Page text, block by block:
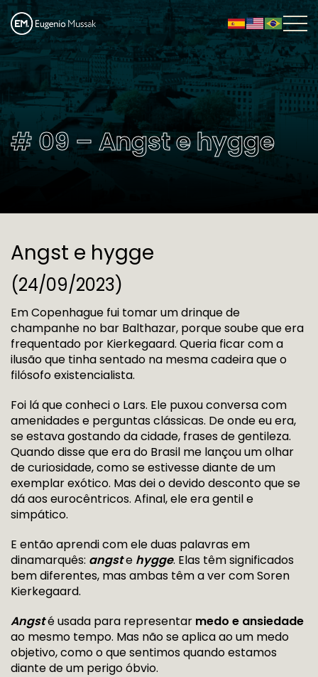
# 09 – Angst e hygge
Angst e hygge
(24/09/2023)
Em Copenhague fui tomar um drinque de
champanhe no bar Balthazar, porque soube que era
frequentado por Kierkegaard. Queria ficar com a
ilusão que tinha sentado na mesma cadeira que o
filósofo existencialista.
Foi lá que conheci o Lars. Ele puxou conversa com
amenidades e perguntas clássicas. De onde eu era,
se estava gostando da cidade, frases de gentileza.
Quando disse que era do Brasil me lançou um olhar
de curiosidade, como se estivesse diante de um
exemplar exótico. Mas dei o devido desconto que se
dá aos eurocêntricos. Afinal, ele era gentil e
simpático.
E então aprendi com ele duas palavras em
dinamarquês: angste hygge. Elas têm significados
bem diferentes, mas ambas têm a ver com Soren
Kierkegaard.
Angsté usada para representar medo e ansiedade
ao mesmo tempo. Mas não se aplica ao um medo
objetivo, como o que sentimos quando estamos
diante de um perigo óbvio.